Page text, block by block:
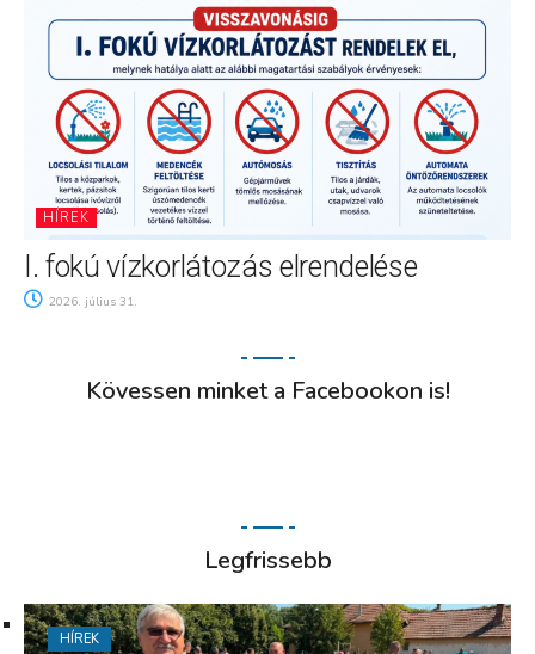
HÍREK
I. fokú vízkorlátozás elrendelése
2026. július 31.
Kövessen minket a Facebookon is!
Legfrissebb
HÍREK